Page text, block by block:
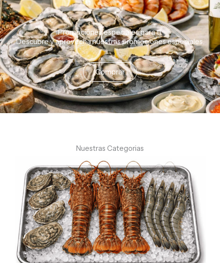
Promociones especiales para ti.
Descubreyaprovechanuestraspromocionesespeciales.
Comprar
Nuestras Categorias